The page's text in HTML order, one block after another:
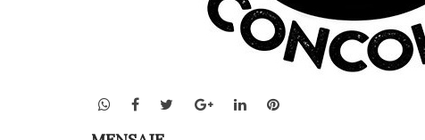
WhatsApp
Facebook
TwitterGoogle+LinkedInPinterest